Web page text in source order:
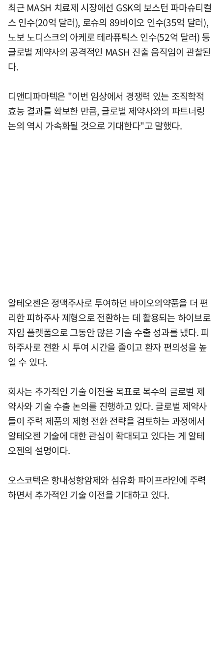
최근 MASH 치료제 시장에선 GSK의 보스턴 파마슈티컬
스 인수(20억 달러), 로슈의 89바이오 인수(35억 달러),
노보 노디스크의 아케로 테라퓨틱스 인수(52억 달러) 등
글로벌 제약사의 공격적인 MASH 진출 움직임이 관찰된
다.
디앤디파마텍은 "이번 임상에서 경쟁력 있는 조직학적
효능 결과를 확보한 만큼, 글로벌 제약사와의 파트너링
논의 역시 가속화될 것으로 기대한다"고 말했다.
알테오젠은 정맥주사로 투여하던 바이오의약품을 더 편
리한 피하주사 제형으로 전환하는 데 활용되는 하이브로
자임 플랫폼으로 그동안 많은 기술 수출 성과를 냈다. 피
하주사로 전환 시 투여 시간을 줄이고 환자 편의성을 높
일 수 있다.
회사는 추가적인 기술 이전을 목표로 복수의 글로벌 제
약사와 기술 수출 논의를 진행하고 있다. 글로벌 제약사
들이 주력 제품의 제형 전환 전략을 검토하는 과정에서
알테오젠 기술에 대한 관심이 확대되고 있다는 게 알테
오젠의 설명이다.
오스코텍은 항내성항암제와 섬유화 파이프라인에 주력
하면서 추가적인 기술 이전을 기대하고 있다.